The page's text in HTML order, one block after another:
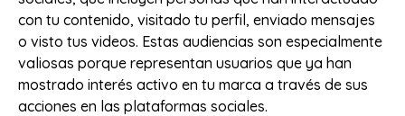
con tu contenido, visitado tu perfil, enviado mensajes
o visto tus videos. Estas audiencias son especialmente
valiosas porque representan usuarios que ya han
mostrado interés activo en tu marca a través de sus
acciones en las plataformas sociales.